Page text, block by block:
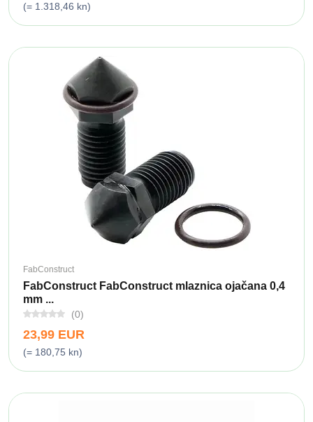
(= 1.318,46 kn)
FabConstruct
FabConstruct FabConstruct mlaznica ojačana 0,4
mm ...
(0)
23,99 EUR
(= 180,75 kn)